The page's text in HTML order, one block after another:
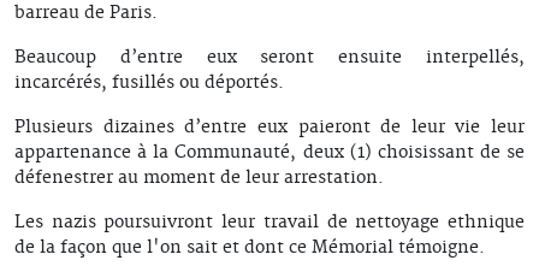
barreau de Paris.
Beaucoup d’entre eux seront ensuite interpellés,
incarcérés, fusillés ou déportés.
Plusieurs dizaines d’entre eux paieront de leur vie leur
appartenance à la Communauté, deux (1) choisissant de se
défenestrer au moment de leur arrestation.
Les nazis poursuivront leur travail de nettoyage ethnique
de la façon que l'on sait et dont ce Mémorial témoigne.